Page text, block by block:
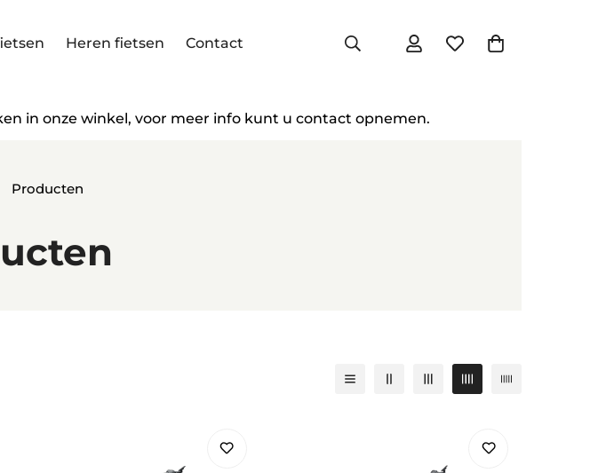
Heren fietsen Contact
in onze winkel, voor meer info kunt u contact opnemen.
Producten